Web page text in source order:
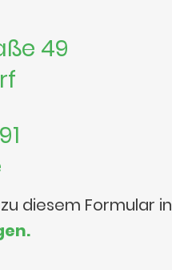
49
diesem Formular